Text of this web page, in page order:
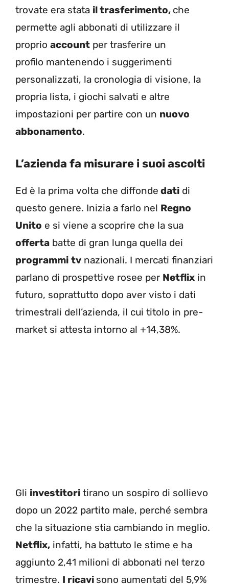
trovate era stata il trasferimento, che
permette agli abbonati di utilizzare il
proprio account per trasferire un
profilo mantenendo i suggerimenti
personalizzati, la cronologia di visione, la
propria lista, i giochi salvati e altre
impostazioni per partire con un nuovo
abbonamento.
L’azienda fa misurare i suoi ascolti
Ed è la prima volta che diffonde dati di
questo genere. Inizia a farlo nel Regno
Unito e si viene a scoprire che la sua
offerta batte di gran lunga quella dei
programmi tv nazionali. I mercati finanziari
parlano di prospettive rosee per Netflix in
futuro, soprattutto dopo aver visto i dati
trimestrali dell’azienda, il cui titolo in pre-
market si attesta intorno al +14,38%.
Gli investitori tirano un sospiro di sollievo
dopo un 2022 partito male, perché sembra
che la situazione stia cambiando in meglio.
Netflix, infatti, ha battuto le stime e ha
aggiunto 2,41 milioni di abbonati nel terzo
trimestre. I ricavi sono aumentati del 5,9%